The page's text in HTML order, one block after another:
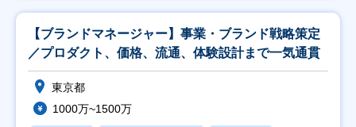
【ブランドマネージャー】事業・ブランド戦略策定
／プロダクト、価格、流通、体験設計まで一気通貫
東京都
1000万~1500万